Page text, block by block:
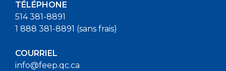
TÉLÉPHONE
514 381-8891
1 888 381-8891 (sans frais)
COURRIEL
info@feep.qc.ca